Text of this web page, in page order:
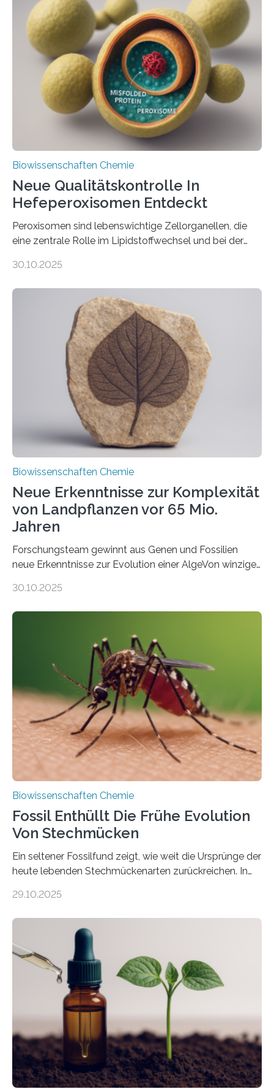
Biowissenschaften Chemie
Neue Qualitätskontrolle In
Hefeperoxisomen Entdeckt
Peroxisomen sind lebenswichtige Zellorganellen, die
eine zentrale Rolle im Lipidstoffwechsel und bei der
erfüllen können, müssen zahlreiche Enzyme präzise in
der Ruhr-Universität Bochum um Prof. Dr. Ralf Erdmann
und Dr. Ismaila Francis Yusuf hat nun einen bislang
unbekannten Qualitätskontrollmechanismus des
peroxisomalen Proteintransports in der Bäckerhefe
Saccharomyces cerevisiae entdeckt, der für die
Funktionsfähigkeit der Organellen entscheidend ist. Die
Studie wurde am 28. Oktober 2025 in der
Fachzeitschrift…
30.10.2025
Biowissenschaften Chemie
Neue Erkenntnisse zur Komplexität
von Landpflanzen vor 65 Mio.
Jahren
Forschungsteam gewinnt aus Genen und Fossilien
neue Erkenntnisse zur Evolution einer AlgeVon winzigen
Landpflanzen zählen zu den komplexesten
Grünalgen, die vor Hunderten von Millionen Jahren
lebten. Unter den Vorfahren sticht eine Gruppe heraus,
die noch heute in der Natur vorkommt: die
Süßwasseralge Coleochaetophyceae. Einige Arten
dieser Gruppe bilden aus Zellfäden dichte Geflechte
mit scheibenförmiger Gestalt. Was auffällig ist: Die
nächsten…
30.10.2025
Biowissenschaften Chemie
Fossil Enthüllt Die Frühe Evolution
Von Stechmücken
Ein seltener Fossilfund zeigt, wie weit die Ursprünge der
heute lebenden Stechmückenarten zurückreichen. In
Forschende die bisher älteste bekannte Stechmücken-
Region Kachin in Myanmar und hat sich in
ausgezeichnetem Zustand erhalten. Es konnte als neue
Art einer neuen Gattung beschrieben werden und trägt
nun den Namen Cretosabethes primaevus. Dieser erste
fossile Nachweis einer Stechmückenlarve in Bernstein
stellt gleichzeitig den ersten Fossilfund einer
Mückenlarve aus dem Mesozoikum dar, denn…
29.10.2025